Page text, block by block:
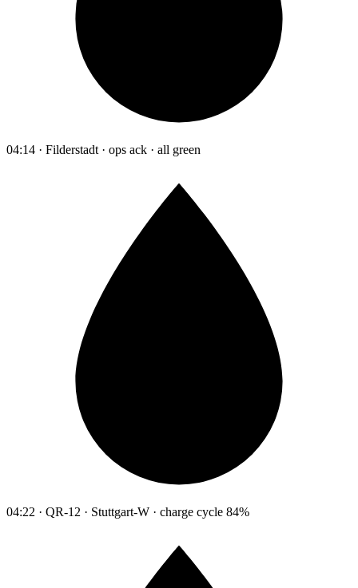
04:14 · Filderstadt · ops ack · all green
04:22 · QR-12 · Stuttgart-W · charge cycle 84%